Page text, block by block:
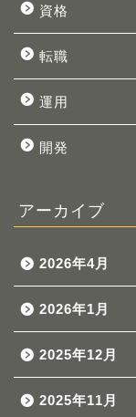
資格
転職
運用
開発
アーカイブ
2026年4月
2026年1月
2025年12月
2025年11月